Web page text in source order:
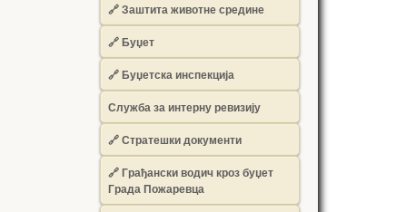
🔗Заштита животне средине
🔗Буџет
🔗Буџетска инспекција
Служба за интерну ревизију
🔗Стратешки документи
🔗Грађански водич кроз буџет
Града Пожаревца